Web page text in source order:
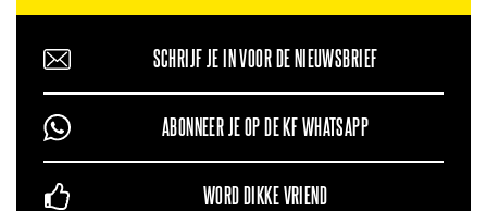
SCHRIJF JE IN VOOR DE NIEUWSBRIEF
ABONNEER JE OP DE KF WHATSAPP
WORD DIKKE VRIEND